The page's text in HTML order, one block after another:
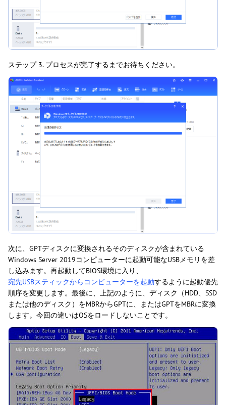
ステップ 3. プロセスが完了するまでお待ちください。
次に、GPTディスクに変換されるそのディスクが含まれている
Windows Server 2019コンピューターに起動可能なUSBメモリを差
し込みます。再起動してBIOS環境に入り、
宛先USBスティックからコンピューターを起動するように起動優先
順序を変更します。最後に、上記のように、ディスク（HDD、SSD
または他のディスク）をMBRからGPTに、またはGPTをMBRに変換
します。今回の違いはOSをロードしないことです。